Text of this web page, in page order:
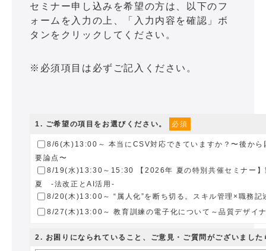
セミナー申し込みを希望の方は、以下のフ
ォームを入力の上、「入力内容を確認」ボ
タンをクリックしてください。
※必須項目は必ずご記入ください。
1. ご希望の項目をお選びください。 必須
8/6(木)13:00～ 本当にCSV対応できていますか？〜後から
要論点〜
8/19(水)13:30～15:30 【2026年 夏の特別共催セミナー
夏 -法改正とAI活用-
8/20(木)13:00～ “属人化”を断ち切る。スキル管理×職務記
8/27(木)13:00～ 教育訓練の電子化について～品質デザイ
2. お困りになられていること、ご意見・ご質問がございまし